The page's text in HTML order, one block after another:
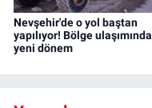
Nevşehir'de o yol baştan
yapılıyor! Bölge ulaşımında
yeni dönem